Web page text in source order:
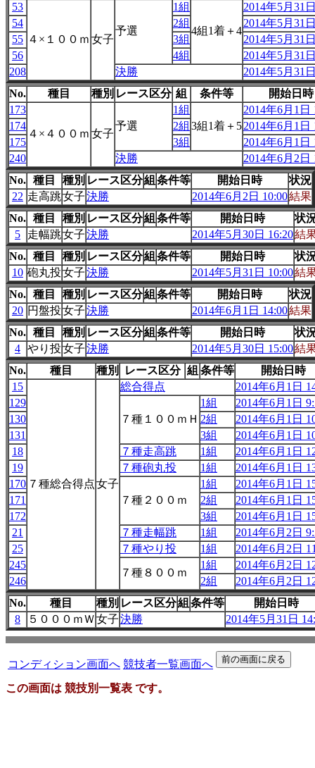
53
４×１００ｍ 女子
予選
1組
4組1着＋4
2014年5月31
54
2組
2014年5月31
55
3組
2014年5月31
56
4組
2014年5月31
208
決勝
2014年5月31
No.
種目 種別 レース区分 組 条件等
開始日時
173
４×４００ｍ 女子
予選
1組
3組1着＋5
2014年6月1日
174
2組
2014年6月1日
175
3組
2014年6月1日
240
決勝
2014年6月2日
No. 種目 種別 レース区分組 条件等 開始日時
状況
22 走高跳女子決勝 2014年6月2日 10:00結果
No. 種目 種別 レース区分組 条件等 開始日時
状
5
走幅跳女子決勝 2014年5月30日 16:20結
No. 種目 種別 レース区分組 条件等 開始日時
状
10 砲丸投女子決勝 2014年5月31日 10:00結
No. 種目 種別 レース区分組 条件等 開始日時
状況
20 円盤投女子決勝 2014年6月1日 14:00結果
No. 種目 種別 レース区分組 条件等 開始日時
状
4 やり投女子決勝 2014年5月30日 15:00結
No.
種目 種別 レース区分 組 条件等
開始日時
15
７種総合得点女子
総合得点
2014年6月1日
129
７種１００ｍＨ
1組
2014年6月1日
130
2組
2014年6月1日
131
3組
2014年6月1日
18
７種走高跳 1組
2014年6月1日
19
７種砲丸投 1組
2014年6月1日
170
７種２００ｍ
1組
2014年6月1日
171
2組
2014年6月1日
172
3組
2014年6月1日
21
７種走幅跳 1組
2014年6月2日
25
７種やり投 1組
2014年6月2日
245
７種８００ｍ
1組
2014年6月2日
246
2組
2014年6月2日
No.
種目 種別 レース区分組 条件等
開始日時
8
５０００ｍＷ女子決勝 2014年5月31日
コンディション画面へ 競技者一覧画面へ
この画面は 競技別一覧表 です。